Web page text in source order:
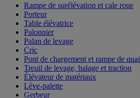
Rampe de surélévation et cale roue
Porteur
Table élévatrice
Palonnier
Palan de levage
Cric
Pont de chargement et rampe de quai
Treuil de levage, halage et traction
Élévateur de matériaux
Lève-palette
Gerbeur